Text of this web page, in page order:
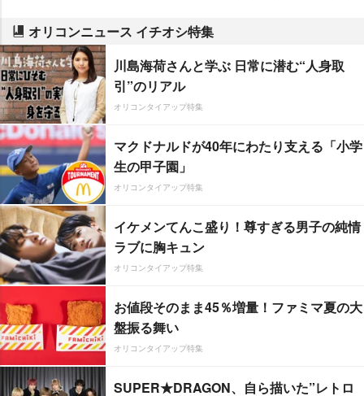
オリコンニュース イチオシ特集
川島海荷さんと学ぶ 日常に潜む“人身取
引”のリアル
オリコンタイアップ特集
マクドナルドが40年にわたり支える「小学
生の甲子園」
オリコンタイアップ特集
イケメンてんこ盛り！尊すぎる男子の純情
ラブに胸キュン
オリコンタイアップ特集
お値段そのまま45％増量！ファミマ夏の大
盤振る舞い
オリコンタイアップ特集
SUPER★DRAGON、自ら描いた”レトロ